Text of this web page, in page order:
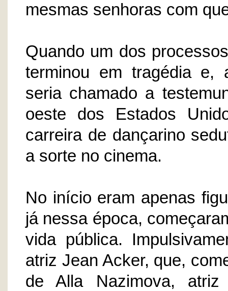
mesmas senhoras com
Quando um dos
terminou em tragédia e,
seria chamado a
oeste dos Estados
carreira de dançarino
a sorte no cinema.
No início eram apenas
já nessa época,
vida pública.
atriz Jean Acker, que,
de Alla Nazimova,